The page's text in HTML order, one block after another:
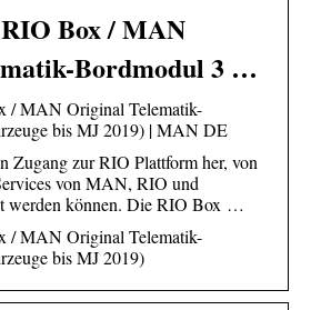
Box / MAN
Bordmodul 3 …
/ MAN Original Telematik-
bis MJ 2019) | MAN DE
Zugang zur RIO Plattform her, von
von MAN, RIO und
werden können. Die RIO Box …
/ MAN Original Telematik-
bis MJ 2019)